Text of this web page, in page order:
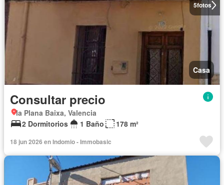
5fotos
Casa
Consultar precio
la Plana Baixa, Valencia
2 Dormitorios
1 Baño 178 m²
18 jun 2026 en Indomio - Immobasic